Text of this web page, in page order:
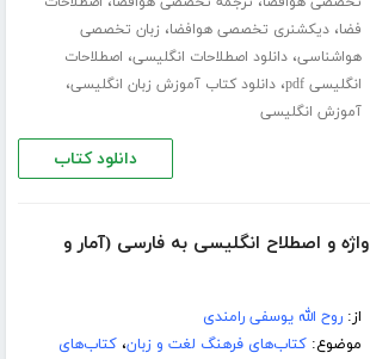
فضا،دیکشنری تخصصی هوافضا، زبان تخصصی
هواشناسی،دانلود اصطلاحات انگلیسی، اصطلاحات
انگلیسی pdf
،دانلود کتاب آموزش زبان انگلیسی،
آموزش انگلیسی
دانلود کتاب
دانلود کتاب 28000 واژه و اصطلاح انگلیسی به فارسی (آمار و
از:روح الله یوسفی رامندی
موضوع:کتاب‌های فرهنگ لغت و زبان،کتاب‌های